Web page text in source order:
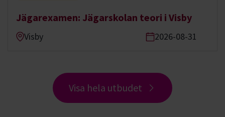
Jägarexamen: Jägarskolan teori i Visby
Visby 2026-08-31
Visa hela utbudet